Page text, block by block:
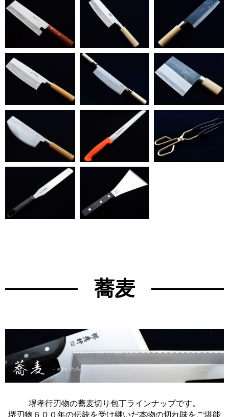
蕎麦
堺孝行刃物の蕎麦切り包丁ラインナップです。
堺刃物６００年の伝統を受け継いだ本物の切れ味をご堪能